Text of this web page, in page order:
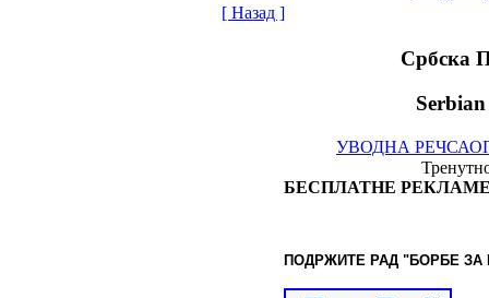
[ Назад ]
Србска
УВОДНА РЕЧ
БЕСПЛАТНЕ
ПОДРЖИТЕ РАД "БОРБЕ ЗА